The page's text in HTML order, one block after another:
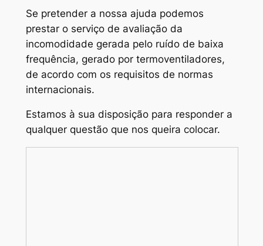
Se pretender a nossa ajuda podemos
prestar o serviço de avaliação da
incomodidade gerada pelo ruído de baixa
frequência, gerado por termoventiladores,
de acordo com os requisitos de normas
internacionais.
Estamos à sua disposição para responder a
qualquer questão que nos queira colocar.